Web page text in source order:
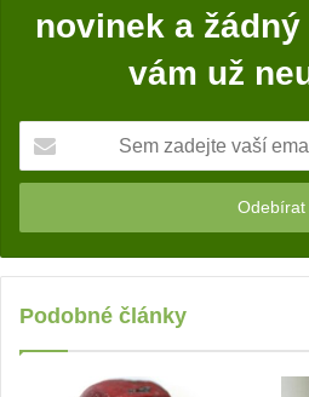
novinek a
vám už
m
a
d
jPodobné články